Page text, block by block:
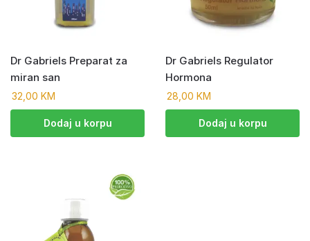
Dr Gabriels Preparat za
miran san
32,00 KM
Dodaj u korpu
Dr Gabriels Regulator
Hormona
28,00 KM
Dodaj u korpu